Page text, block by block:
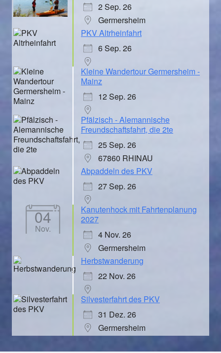
2 Sep. 26
Germersheim
PKV Altrheinfahrt
6 Sep. 26
Kleine Wandertour Germersheim -
Mainz
12 Sep. 26
Pfälzisch - Alemannische
Freundschaftsfahrt, die 2te
25 Sep. 26
67860 RHINAU
Abpaddeln des PKV
27 Sep. 26
04
Nov.
Kanutenhock mit Fahrtenplanung
2027
4 Nov. 26
Germersheim
Herbstwanderung
22 Nov. 26
Silvesterfahrt des PKV
31 Dez. 26
Germersheim